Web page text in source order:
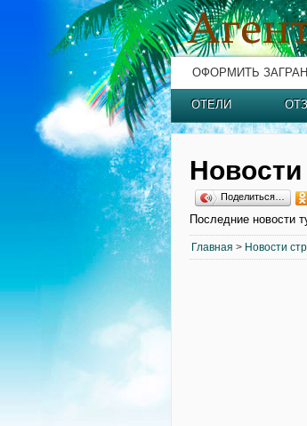
ОФОРМИТЬ
ОТЕЛИ
Поделиться…
Последние новости
Главная > Новости